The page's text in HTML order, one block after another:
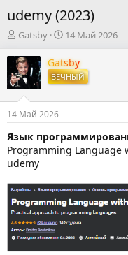
udemy (2023)
А
т
о
р
т
е
м
ы
Gatsby
Д
т
а
н
а
л
а
14 Май 2026
Gatsby
ВЕЧНЫЙ
14 Май 2026
Язык
Programming Language
udemy